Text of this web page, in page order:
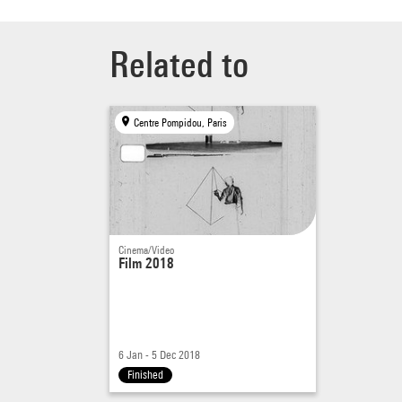
Related to
Centre Pompidou, Paris
Cinema/Video
Film 2018
6 Jan - 5 Dec 2018
Finished